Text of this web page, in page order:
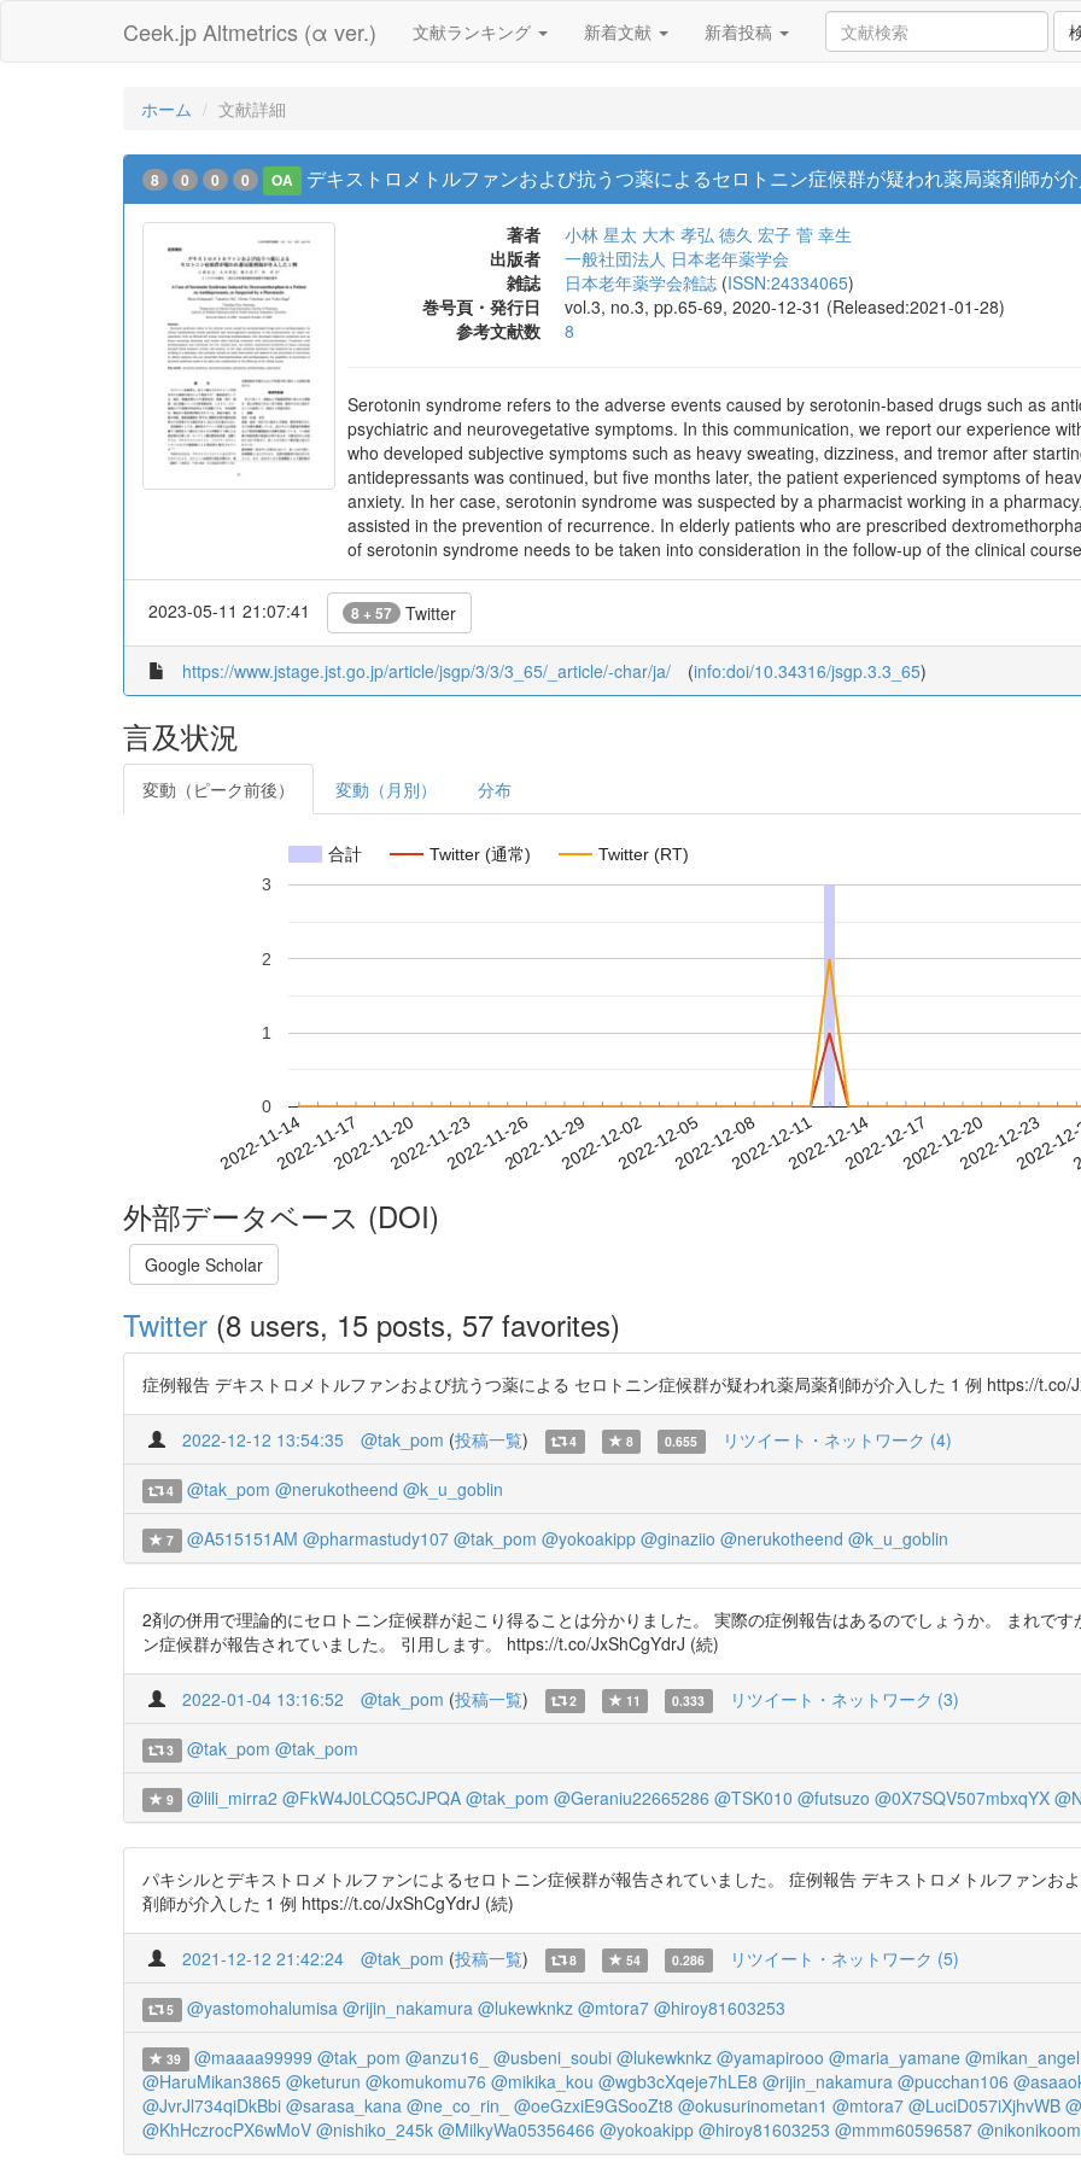
Ceek.jp Altmetrics (α ver.) 文献ランキング 新着文献 新着投稿
ホーム 文献詳細
8 0 0 0 OA デキストロメトルファンおよび抗うつ薬によるセロトニン症候群が疑われ薬局薬剤師が
著者 小林 星太 大木 孝弘 徳久 宏子 菅 幸生
出版者
一般社団法人 日本老年薬学会
雑誌
日本老年薬学会雑誌 (ISSN:24334065)
巻号頁・発行日
vol.3, no.3, pp.65-69, 2020-12-31 (Released:2021-01-28)
参考文献数
8
Serotonin syndrome refers to the adverse events caused by serotonin-based drugs such as
psychiatric and neurovegetative symptoms. In this communication, we report our experience
who developed subjective symptoms such as heavy sweating, dizziness, and tremor after
antidepressants was continued, but five months later, the patient experienced symptoms of
anxiety. In her case, serotonin syndrome was suspected by a pharmacist working in a
assisted in the prevention of recurrence. In elderly patients who are prescribed
of serotonin syndrome needs to be taken into consideration in the follow-up of the clinical
2023-05-11 21:07:41 8 + 57 Twitter
https://www.jstage.jst.go.jp/article/jsgp/3/3/3_65/_article/-char/ja/ (info:doi/10.34316/jsgp.3.3_65)
言及状況
変動（ピーク前後） 変動（月別） 分布
合計 Twitter (通常) Twitter (RT)
2022-11-142022-11-172022-11-202022-11-232022-11-262022-11-292022-12-022022-12-052022-12-082022-12-112022-12-142022-12-172022-12-202022-12-23
2022-
0
1
2
3
外部データベース (DOI)
Google Scholar
Twitter (8 users, 15 posts, 57 favorites)
症例報告 デキストロメトルファンおよび抗うつ薬による セロトニン症候群が疑われ薬局薬剤師が介入した 1 例 https://t.co/
2022-12-12 13:54:35 @tak_pom (投稿一覧) 4 8 0.655 リツイート・ネットワーク (4)
4 @tak_pom @nerukotheend @k_u_goblin
7 @A515151AM @pharmastudy107 @tak_pom @yokoakipp @ginaziio @nerukotheend @k_u_goblin
2剤の併用で理論的にセロトニン症候群が起こり得ることは分かりました。 実際の症例報告はあるのでしょうか。 まれで
ン症候群が報告されていました。 引用します。 https://t.co/JxShCgYdrJ (続)
2022-01-04 13:16:52 @tak_pom (投稿一覧) 2 11 0.333 リツイート・ネットワーク (3)
3 @tak_pom @tak_pom
9 @lili_mirra2 @FkW4J0LCQ5CJPQA @tak_pom @Geraniu22665286 @TSK010 @futsuzo @0X7SQV507mbxqYX
パキシルとデキストロメトルファンによるセロトニン症候群が報告されていました。 症例報告 デキストロメトルファンお
剤師が介入した 1 例 https://t.co/JxShCgYdrJ (続)
2021-12-12 21:42:24 @tak_pom (投稿一覧) 8 54 0.286 リツイート・ネットワーク (5)
5 @yastomohalumisa @rijin_nakamura @lukewknkz @mtora7 @hiroy81603253
39 @maaaa99999 @tak_pom @anzu16_ @usbeni_soubi @lukewknkz @yamapirooo @maria_yamane @mikan_angel
@HaruMikan3865 @keturun @komukomu76 @mikika_kou @wgb3cXqeje7hLE8 @rijin_nakamura @pucchan106
@JvrJl734qiDkBbi @sarasa_kana @ne_co_rin_ @oeGzxiE9GSooZt8 @okusurinometan1 @mtora7 @LuciD057iXjhvWB
@KhHczrocPX6wMoV @nishiko_245k @MilkyWa05356466 @yokoakipp @hiroy81603253 @mmm60596587